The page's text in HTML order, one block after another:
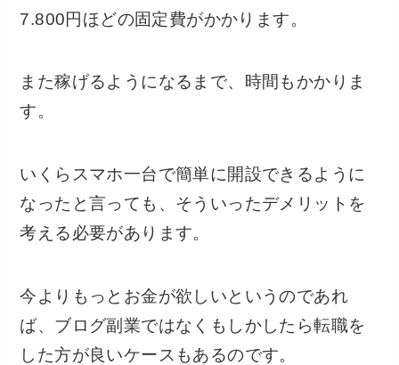
7.800円ほどの固定費がかかります。
また稼げるようになるまで、時間もかかりま
す。
いくらスマホ一台で簡単に開設できるように
なったと言っても、そういったデメリットを
考える必要があります。
今よりもっとお金が欲しいというのであれ
ば、ブログ副業ではなくもしかしたら転職を
した方が良いケースもあるのです。